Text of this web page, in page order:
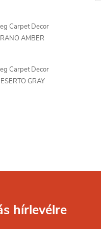
Carpet Decor
AMBER
Carpet Decor
GRAY
hírlevélre